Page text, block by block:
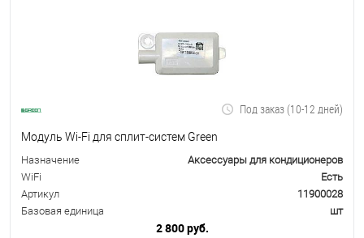
Под заказ (10-12 дней)
Модуль Wi-Fi для сплит-систем Green
Назначение
Аксессуары для кондиционеров
WiFi
Есть
Артикул
11900028
Базовая единица
шт
2 800 руб.